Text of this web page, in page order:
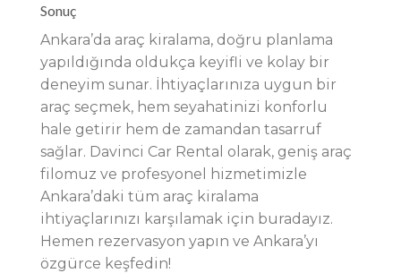
Sonuç
Ankara’da araç kiralama, doğru planlama
yapıldığında oldukça keyifli ve kolay bir
deneyim sunar. İhtiyaçlarınıza uygun bir
araç seçmek, hem seyahatinizi konforlu
hale getirir hem de zamandan tasarruf
sağlar. Davinci Car Rental olarak, geniş araç
filomuz ve profesyonel hizmetimizle
Ankara’daki tüm araç kiralama
ihtiyaçlarınızı karşılamak için buradayız.
Hemen rezervasyon yapın ve Ankara’yı
özgürce keşfedin!